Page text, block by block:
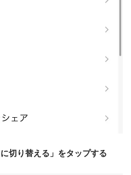
切り替える」をタップする